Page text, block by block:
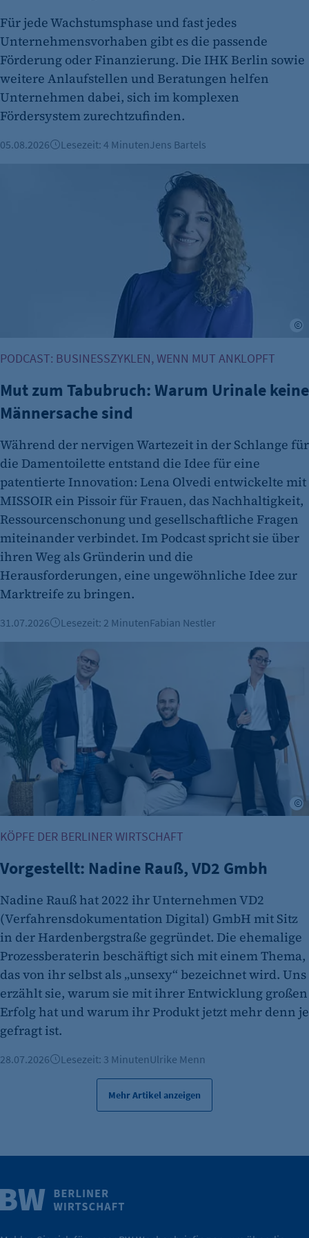
Cookie Laufzeit:
1 Jahr
Cookie Erkennung
Cookie Laufzeit:
etracker Analytics
Name:
et_allow_cookies
etracker GmbH
Zweck:
Es erlaubt eTracker Cookies zu setzen.
480 Tage
etracker Analytics
Name:
isSdEnabled
Anbieter:
Erkennung, ob bei dem Besucher die
Scrolltiefe gemessen wird.
Cookie Laufzeit:
24 Std.
Wirtschaft.
Weitere Infos
Für jede Wachstumsphase und fast jedes
Unternehmensvorhaben gibt es die passende
Förderung oder Finanzierung. Die IHK Berlin sowie
weitere Anlaufstellen und Beratungen helfen
Unternehmen dabei, sich im komplexen
Fördersystem zurechtzufinden.
05.08.2026 Lesezeit: 4 MinutenJens Bartels
Mut zum Tabubruch: Warum Urinale keine Männersache
PODCAST: BUSINESSZYKLEN, WENN MUT ANKLOPFT
Mut zum Tabubruch: Warum Urinale keine
Männersache sind
Während der nervigen Wartezeit in der Schlange für
die Damentoilette entstand die Idee für eine
patentierte Innovation: Lena Olvedi entwickelte mit
MISSOIR ein Pissoir für Frauen, das Nachhaltigkeit,
Ressourcenschonung und gesellschaftliche Fragen
miteinander verbindet. Im Podcast spricht sie über
ihren Weg als Gründerin und die
Herausforderungen, eine ungewöhnliche Idee zur
Marktreife zu bringen.
31.07.2026 Lesezeit: 2 MinutenFabian Nestler
KÖPFE DER BERLINER WIRTSCHAFT
Vorgestellt: Nadine Rauß, VD2 Gmbh
Nadine Rauß hat 2022 ihr Unternehmen VD2
(Verfahrensdokumentation Digital) GmbH mit Sitz
in der Hardenbergstraße gegründet. Die ehemalige
Prozessberaterin beschäftigt sich mit einem Thema,
das von ihr selbst als „unsexy“ bezeichnet wird. Uns
erzählt sie, warum sie mit ihrer Entwicklung großen
Erfolg hat und warum ihr Produkt jetzt mehr denn je
gefragt ist.
28.07.2026 Lesezeit: 3 MinutenUlrike Menn
Mehr Artikel anzeigen